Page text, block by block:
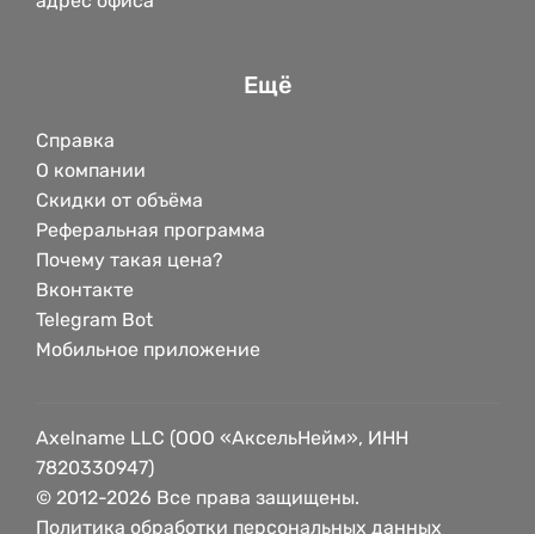
Ещё
Справка
О компании
Скидки от объёма
Реферальная программа
Почему такая цена?
Вконтакте
Telegram Bot
Мобильное приложение
Axelname LLC (ООО «АксельНейм», ИНН
7820330947)
© 2012-2026 Все права защищены.
Политика обработки персональных данных